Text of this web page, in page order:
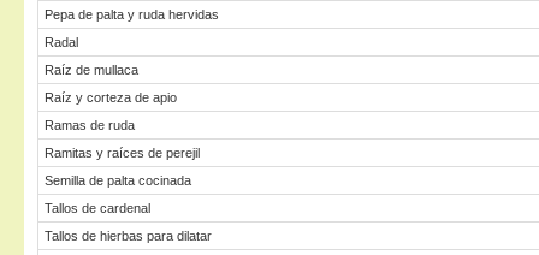
Pepa de palta y ruda hervidas
Radal
Raíz de mullaca
Raíz y corteza de apio
Ramas de ruda
Ramitas y raíces de perejil
Semilla de palta cocinada
Tallos de cardenal
Tallos de hierbas para dilatar